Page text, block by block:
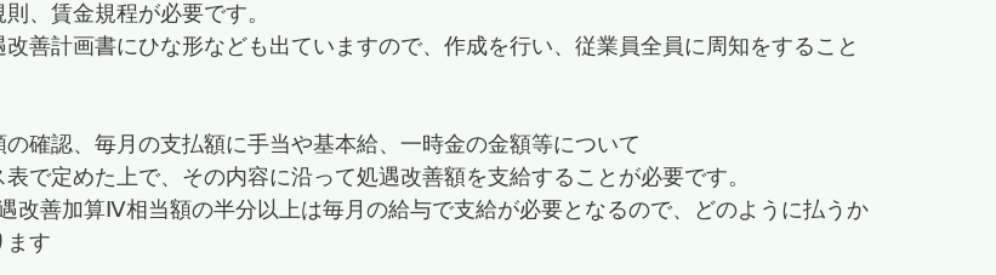
、賃金規程が必要です。
善計画書にひな形なども出ていますので、作成を行い、従業員全員に周知をすること
の確認、毎月の支払額に手当や基本給、一時金の金額等について
で定めた上で、その内容に沿って処遇改善額を支給することが必要です。
改善加算Ⅳ相当額の半分以上は毎月の給与で支給が必要となるので、どのように払うか
ます